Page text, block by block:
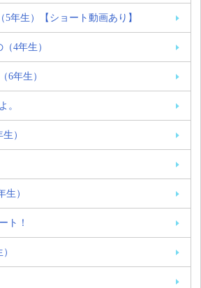
5年生）【ショート動画あり】
4年生）
6年生）
。
）
）
ト！